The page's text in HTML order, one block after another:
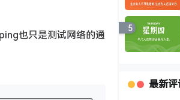
也只是测试网络的通
5
最新